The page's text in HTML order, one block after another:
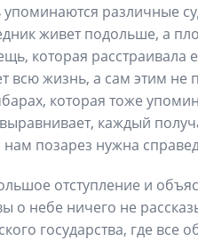
упоминаются различные
живет подольше, а
которая расстраивала
всю жизнь, а сам этим не
которая тоже
каждый
позарез нужна
отступление и
о небе ничего не
государства, где все